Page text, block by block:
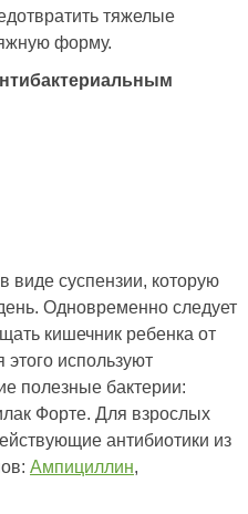
тяжелые
форму.
суспензии, которую
Одновременно следует
кишечник ребенка от
этого используют
полезные бактерии:
Форте. Для взрослых
антибиотики из
Ампициллин,